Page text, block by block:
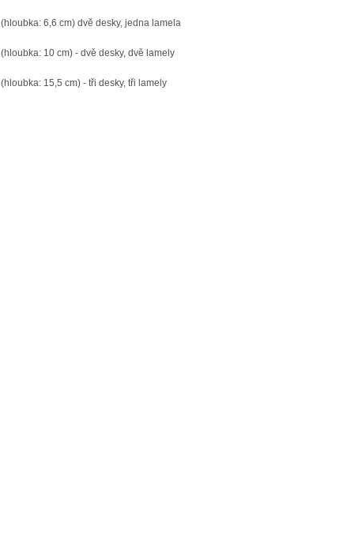
(hloubka: 6,6 cm) dvě desky, jedna lamela
(hloubka: 10 cm) - dvě desky, dvě lamely
(hloubka: 15,5 cm) - tři desky, tři lamely